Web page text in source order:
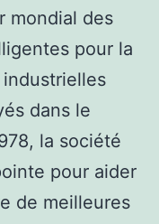
mondial des
pour la
dans le
la société
pour aider
de meilleures